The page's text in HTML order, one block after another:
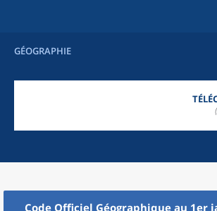
GÉOGRAPHIE
Code Officiel Géographique au 1er